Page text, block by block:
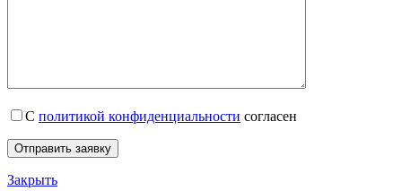
С политикой конфиденциальности согласен
Закрыть